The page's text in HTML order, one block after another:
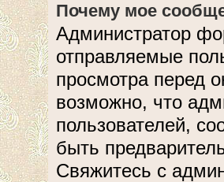
Почему мое
Администратор
отправляемые
просмотра перед
возможно, что
пользователей,
быть
Свяжитесь с